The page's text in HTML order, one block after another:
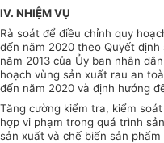
IV. NHIỆM VỤ
Rà soát để điều chỉnh quy
đến năm 2020 theo Quyết định
năm 2013 của Ủy ban nhân
hoạch vùng sản xuất rau an
đến năm 2020 và định hướng
Tăng cường kiểm tra, kiểm
hợp vi phạm trong quá trình
sản xuất và chế biến sản